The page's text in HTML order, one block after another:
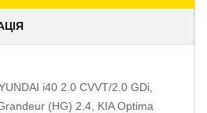
i40 2.0 CVVT/2.0 GDi,
(HG) 2.4, KIA Optima